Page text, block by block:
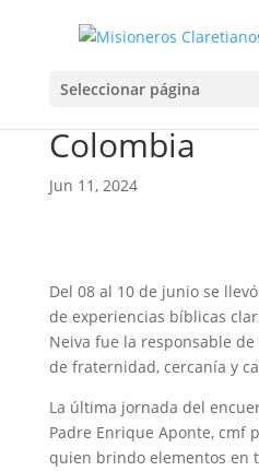
Seleccionar página
Encuentro
Bíblica
Colombia
Jun 11, 2024
Del 08 al 10 de junio se
de experiencias bíblicas
Neiva fue la responsable
de fraternidad, cercanía y
La última jornada del
Padre Enrique Aponte, cmf
quien brindo elementos en